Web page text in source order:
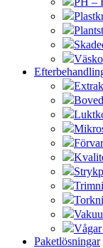
Paketlösningar